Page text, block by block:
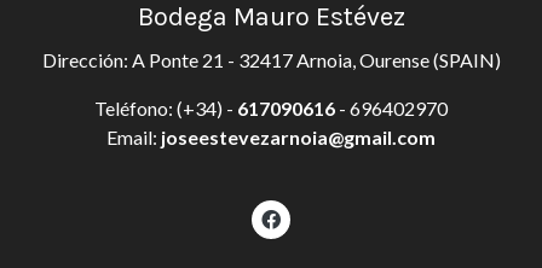
Bodega Mauro Estévez
Dirección: A Ponte 21 - 32417 Arnoia, Ourense (SPAIN)
Teléfono: (+34) - 617090616 - 696402970
Email: joseestevezarnoia@gmail.com